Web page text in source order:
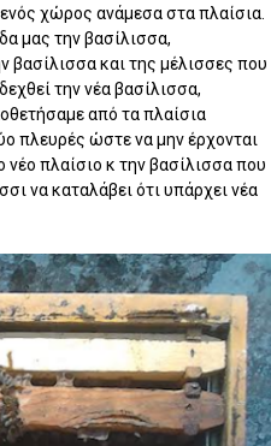
χώρος ανάμεσα στα πλαίσια.
μας την βασίλισσα,
βασίλισσα και της μέλισσες που
την νέα βασίλισσα,
από τα πλαίσια
πλευρές ώστε να μην έρχονται
πλαίσιο κ την βασίλισσα που
να καταλάβει ότι υπάρχει νέα